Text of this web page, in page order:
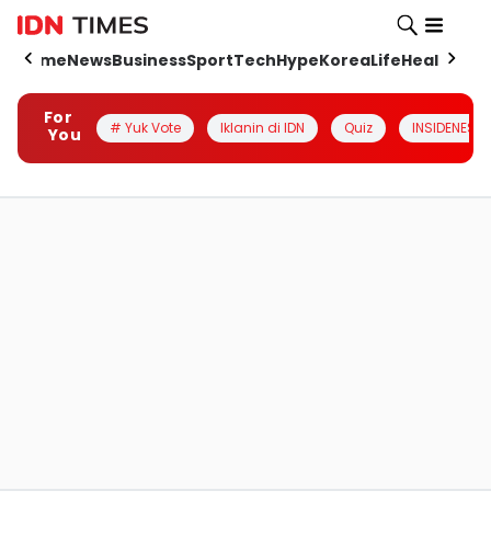
HomeNewsBusinessSportTechHypeKoreaLifeHealth
For
You
# Yuk Vote Iklanin di IDN Quiz INSIDENESIA